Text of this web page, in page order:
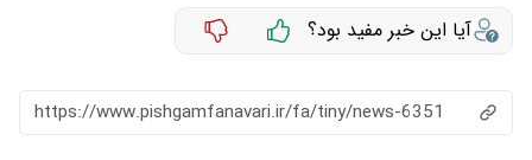
آیا این خبر مفید بود؟
https://www.pishgamfanavari.ir/fa/tiny/news-6351